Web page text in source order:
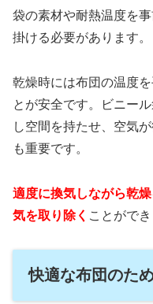
袋の素材や耐熱温度を
掛ける必要があります。
乾燥時には布団の温度
とが安全です。ビニー
し空間を持たせ、空気
も重要です。
適度に換気しながら乾
気を取り除く ことができ
快適な布団のた